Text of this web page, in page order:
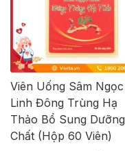
Viên Uống Sâm Ngọc
Linh Đông Trùng Hạ
Thảo Bổ Sung Dưỡng
Chất (Hộp 60 Viên)